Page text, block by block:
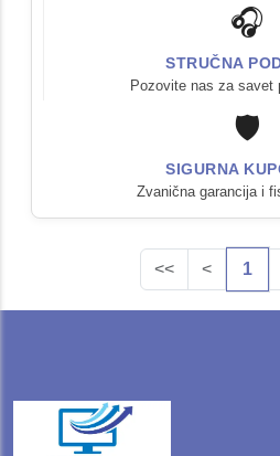
🎧
STRUČNA
Pozovite nas za savet
🛡️
SIGURNA
Zvanična garancija i
<< < 1